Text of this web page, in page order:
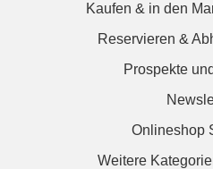
Kaufen & in den
Reservieren &
Prospekte
Onlineshop
Weitere